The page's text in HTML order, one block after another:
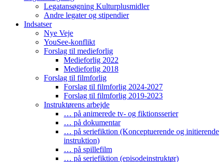
Legatansøgning Kulturplusmidler
Andre legater og stipendier
Indsatser
Nye Veje
YouSee-konflikt
Forslag til medieforlig
Medieforlig 2022
Medieforlig 2018
Forslag til filmforlig
Forslag til filmforlig 2024-2027
Forslag til filmforlig 2019-2023
Instruktørens arbejde
… på animerede tv- og fiktionsserier
… på dokumentar
… på seriefiktion (Konceptuerende og initierende
instruktion)
… på spillefilm
… på seriefiktion (episodeinstruktør)